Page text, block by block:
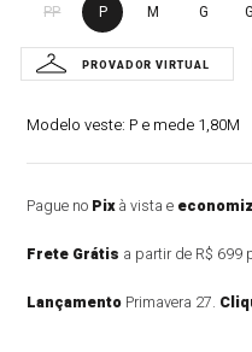
PP P M G
Modelo veste: P e mede 1,80M
Pague no Pixà vista e
Frete Grátis a partir de R$ 699
Lançamento Primavera 27.